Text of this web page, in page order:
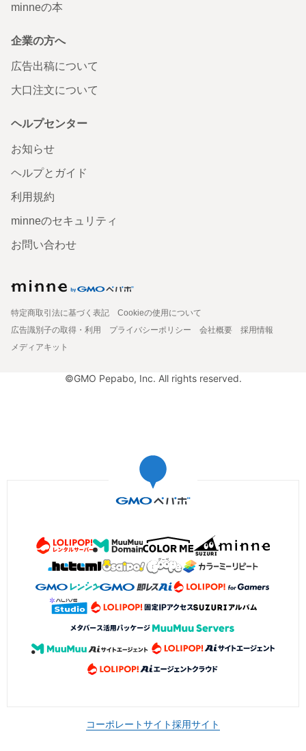
minneの本
企業の方へ
広告出稿について
大口注文について
ヘルプセンター
お知らせ
ヘルプとガイド
利用規約
minneのセキュリティ
お問い合わせ
特定商取引法に基づく表記
Cookieの使用について
広告識別子の取得・利用
プライバシーポリシー 会社概要
採用情報
メディアキット
©GMO Pepabo, Inc. All rights reserved.
コーポレートサイト採用サイト